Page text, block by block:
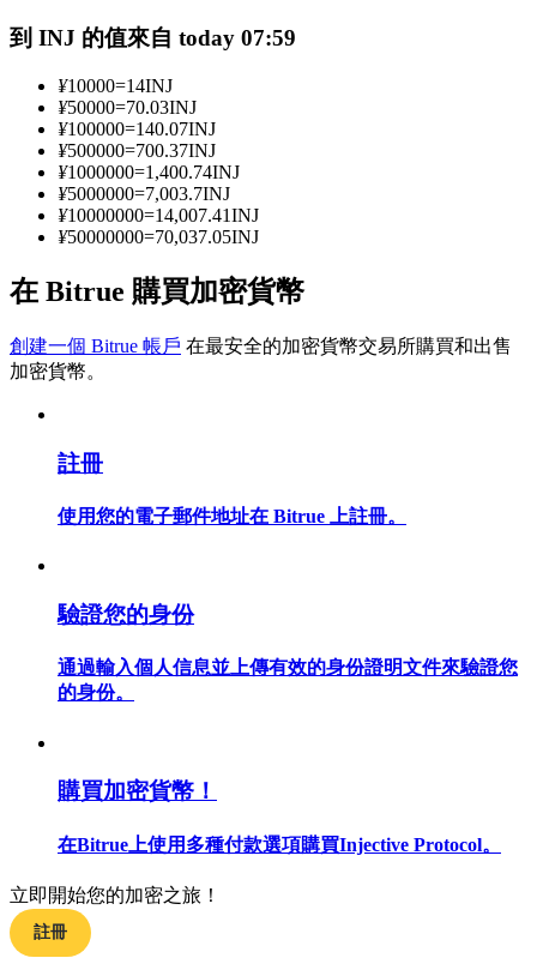
包含交易情況等的大數據分析
合約功能使用指南
交易策略
學習如何保持盈利
到 INJ 的值來自 today 07:59
¥10000=14INJ
¥50000=70.03INJ
¥100000=140.07INJ
¥500000=700.37INJ
¥1000000=1,400.74INJ
¥5000000=7,003.7INJ
¥10000000=14,007.41INJ
¥50000000=70,037.05INJ
在 Bitrue 購買加密貨幣
創建一個 Bitrue 帳戶 在最安全的加密貨幣交易所購買和出售
加密貨幣。
註冊
使用您的電子郵件地址在 Bitrue 上註冊。
驗證您的身份
通過輸入個人信息並上傳有效的身份證明文件來驗證您
的身份。
購買加密貨幣！
在Bitrue上使用多種付款選項購買Injective Protocol。
立即開始您的加密之旅！
註冊